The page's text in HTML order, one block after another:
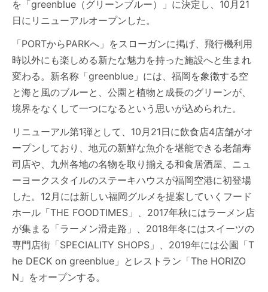
を「greenblue（グリーンブルー）」に決定し、10月21
日にリニューアルオープンした。
「PORTからPARKへ」をスローガンに掲げ、飛行機利用
時以外にも楽しめる新たな魅力を持った施設へと生まれ
変わる。新名称「greenblue」には、福岡を象徴する空
と海と風のブルーと、公園と植物と成長のグリーンが、
境界をなくして一つになるという思いが込められた。
リニューアル第1弾として、10月21日に飲食店4店舗がオ
ープンしており、地元の新鮮な魚介を堪能できる老舗寿
司店や、九州各地の名物を取り揃える和食居酒屋、ニュ
ーヨークスタイルのステーキハウスが福岡空港に初登場
した。12月には新しい福岡グルメを提案していくフード
ホール「THE FOODTIMES」、2017年秋にはラーメン店
が集まる「ラーメン滑走路」、2018年冬にはスイーツの
専門店街「SPECIALITY SHOPS」、2019年には公園「T
he DECK on greenblue」とレストラン「The HORIZO
N」をオープンする。